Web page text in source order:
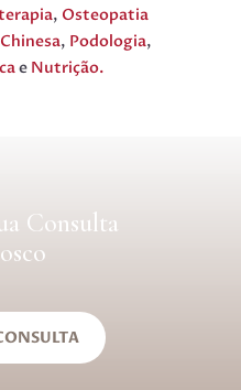
, Osteopatia
, Podologia,
e Nutrição.
Consulta